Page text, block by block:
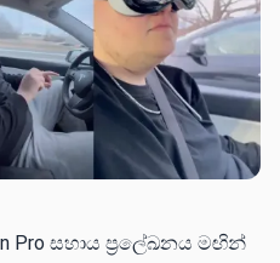
Pro සහාය ප්‍රලේඛනය මඟින්